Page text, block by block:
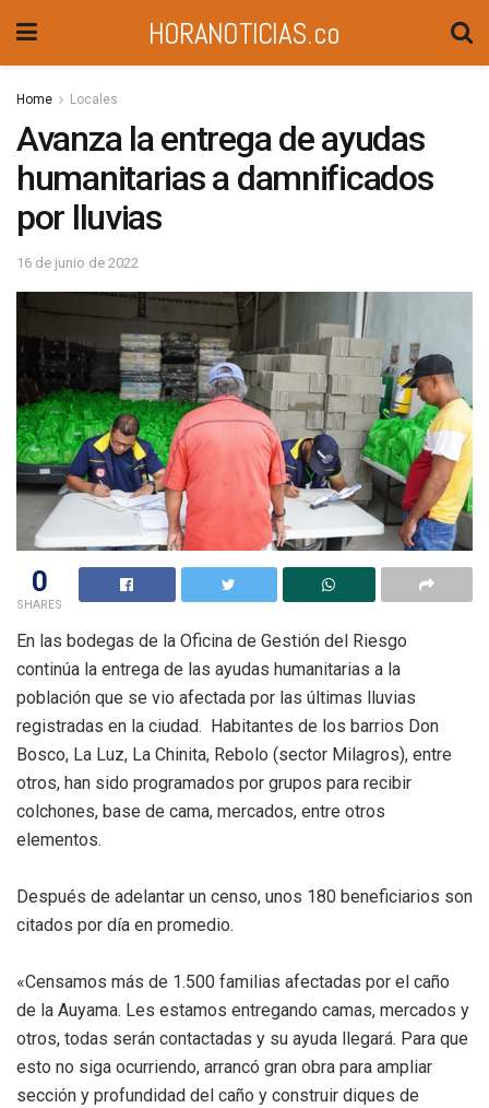
HORANOTICIAS.co
Home Locales
Avanza la entrega de ayudas
humanitarias a damnificados
por lluvias
16 de junio de 2022
0
SHARES
En las bodegas de la Oficina de Gestión del Riesgo
continúa la entrega de las ayudas humanitarias a la
población que se vio afectada por las últimas lluvias
registradas en la ciudad. Habitantes de los barrios Don
Bosco, La Luz, La Chinita, Rebolo (sector Milagros), entre
otros, han sido programados por grupos para recibir
colchones, base de cama, mercados, entre otros
elementos.
Después de adelantar un censo, unos 180 beneficiarios son
citados por día en promedio.
«Censamos más de 1.500 familias afectadas por el caño
de la Auyama. Les estamos entregando camas, mercados y
otros, todas serán contactadas y su ayuda llegará. Para que
esto no siga ocurriendo, arrancó gran obra para ampliar
sección y profundidad del caño y construir diques de